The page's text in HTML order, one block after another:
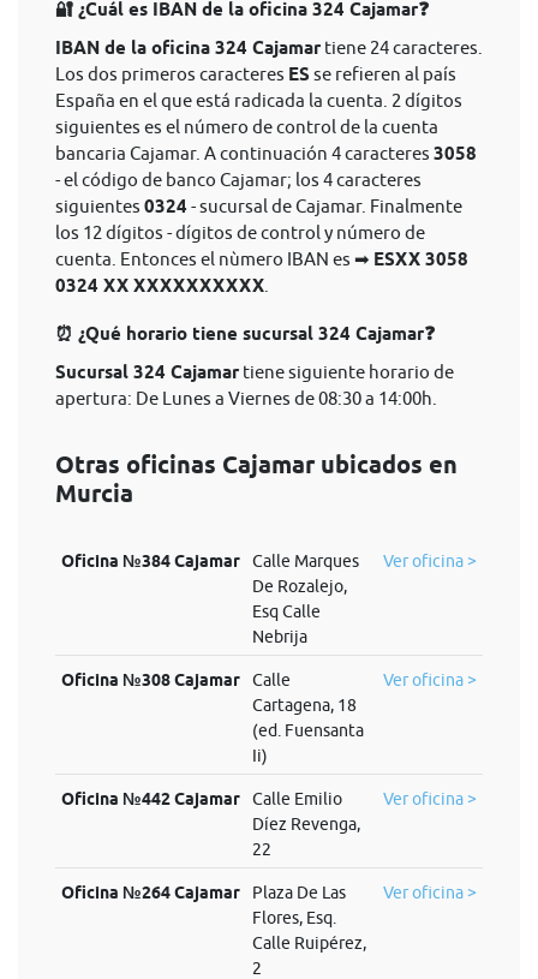
🔐 ¿Cuál es IBAN de la oficina 324 Cajamar❓
IBAN de la oficina 324 Cajamar tiene 24 caracteres.
Los dos primeros caracteres ES se refieren al país
España en el que está radicada la cuenta. 2 dígitos
siguientes es el número de control de la cuenta
bancaria Cajamar. A continuación 4 caracteres 3058
- el código de banco Cajamar; los 4 caracteres
siguientes 0324 - sucursal de Cajamar. Finalmente
los 12 dígitos - dígitos de control y número de
cuenta. Entonces el nùmero IBAN es ➡ ESXX 3058
0324 XX XXXXXXXXXX
⏰ ¿Qué horario tiene sucursal 324 Cajamar❓
Sucursal 324 Cajamar tiene siguiente horario de
apertura: De Lunes a Viernes de 08:30 a 14:00h.
Otras oficinas Cajamar ubicados en
Murcia
Oficina №384 Cajamar
Calle Marques
De Rozalejo,
Esq Calle
Nebrija
Ver oficina >
Oficina №308 Cajamar
Calle
Cartagena, 18
(ed. Fuensanta
Ii)
Ver oficina >
Oficina №442 Cajamar
Calle Emilio
Díez Revenga,
22
Ver oficina >
Oficina №264 Cajamar
Plaza De Las
Flores, Esq.
Calle Ruipérez,
2
Ver oficina >